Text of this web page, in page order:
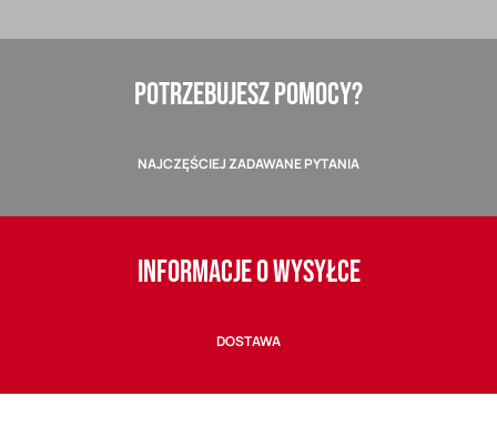
POTRZEBUJESZ POMOCY?
NAJCZĘŚCIEJ ZADAWANE PYTANIA
INFORMACJE O WYSYŁCE
DOSTAWA